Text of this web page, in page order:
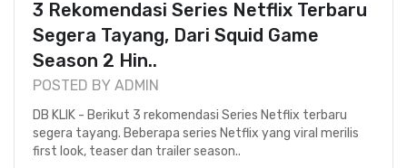
3 Rekomendasi Series Netflix Terbaru
Segera Tayang, Dari Squid Game
Season 2 Hin..
POSTED BY ADMIN
DB KLIK - Berikut 3 rekomendasi Series Netflix terbaru
segera tayang. Beberapa series Netflix yang viral merilis
first look, teaser dan trailer season..